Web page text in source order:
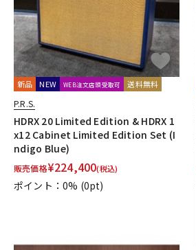
新品 NEW WEB注文店頭受取可 送料無料
P.R.S.
HDRX 20 Limited Edition & HDRX 1
x12 Cabinet Limited Edition Set (I
ndigo Blue)
販売価格¥224,400(税込)
ポイント：0% (0pt)